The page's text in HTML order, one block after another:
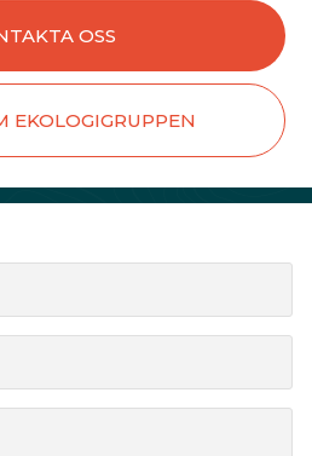
OSS
EKOLOGIGRUPPEN